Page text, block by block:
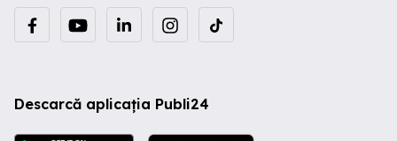
Descarcă aplicația Publi24